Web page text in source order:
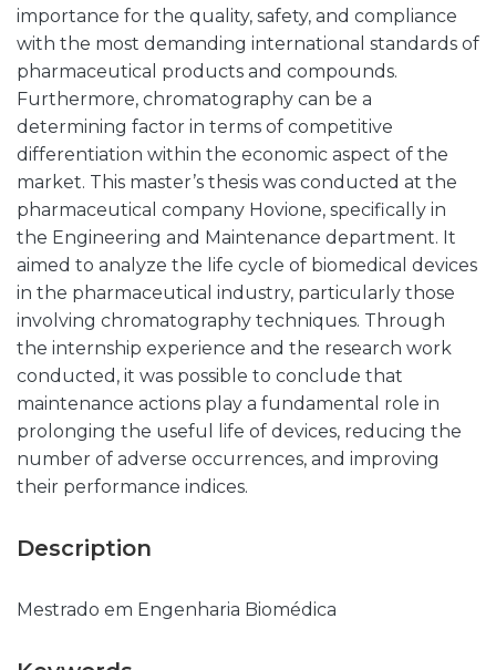
importance for the quality, safety, and compliance
with the most demanding international standards of
pharmaceutical products and compounds.
Furthermore, chromatography can be a
determining factor in terms of competitive
differentiation within the economic aspect of the
market. This master’s thesis was conducted at the
pharmaceutical company Hovione, specifically in
the Engineering and Maintenance department. It
aimed to analyze the life cycle of biomedical devices
in the pharmaceutical industry, particularly those
involving chromatography techniques. Through
the internship experience and the research work
conducted, it was possible to conclude that
maintenance actions play a fundamental role in
prolonging the useful life of devices, reducing the
number of adverse occurrences, and improving
their performance indices.
Description
Mestrado em Engenharia Biomédica